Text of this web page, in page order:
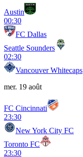
Austin
00:30
FC Dallas
Seattle Sounders
02:30
Vancouver Whitecaps
mer. 19 août
FC Cincinnati
23:30
New York City FC
Toronto FC
23:30